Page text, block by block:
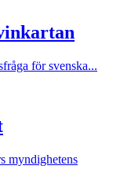
för svenska...
myndighetens